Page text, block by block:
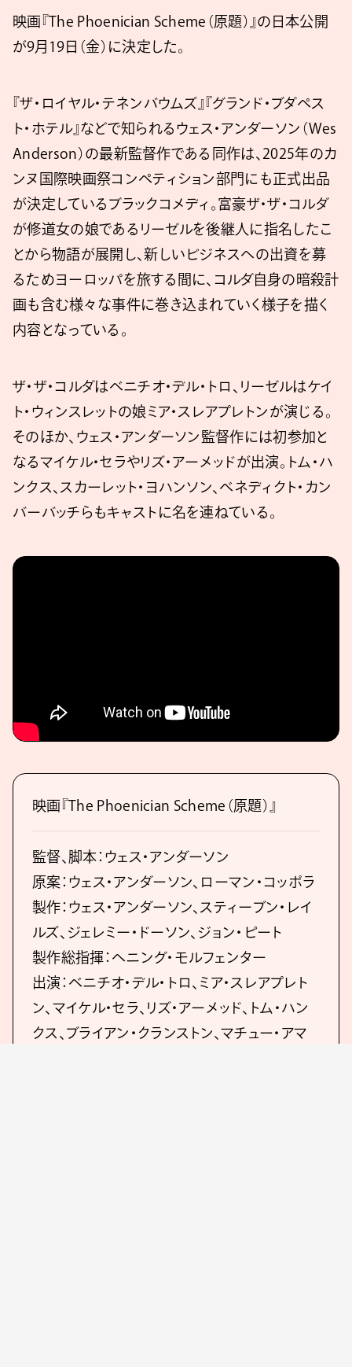
映画『The Phoenician Scheme（原題）』の日本公開
が9月19日（金）に決定した。
『ザ・ロイヤル・テネンバウムズ』『グランド・ブダペス
ト・ホテル』などで知られるウェス・アンダーソン（Wes
Anderson）の最新監督作である同作は、2025年のカ
ンヌ国際映画祭コンペティション部門にも正式出品
が決定しているブラックコメディ。富豪ザ・ザ・コルダ
が修道女の娘であるリーゼルを後継人に指名したこ
とから物語が展開し、新しいビジネスへの出資を募
るためヨーロッパを旅する間に、コルダ自身の暗殺計
画も含む様々な事件に巻き込まれていく様子を描く
内容となっている。
ザ・ザ・コルダはベニチオ・デル・トロ、リーゼルはケイ
ト・ウィンスレットの娘ミア・スレアプレトンが演じる。
そのほか、ウェス・アンダーソン監督作には初参加と
なるマイケル・セラやリズ・アーメッドが出演。トム・ハ
ンクス、スカーレット・ヨハンソン、ベネディクト・カン
バーバッチらもキャストに名を連ねている。
映画『The Phoenician Scheme（原題）』
監督、脚本：ウェス・アンダーソン
原案：ウェス・アンダーソン、ローマン・コッポラ
製作：ウェス・アンダーソン、スティーブン・レイ
ルズ、ジェレミー・ドーソン、ジョン・ピート
製作総指揮：ヘニング・モルフェンター
出演：ベニチオ・デル・トロ、ミア・スレアプレト
ン、マイケル・セラ、リズ・アーメッド、トム・ハン
クス、ブライアン・クランストン、マチュー・アマ